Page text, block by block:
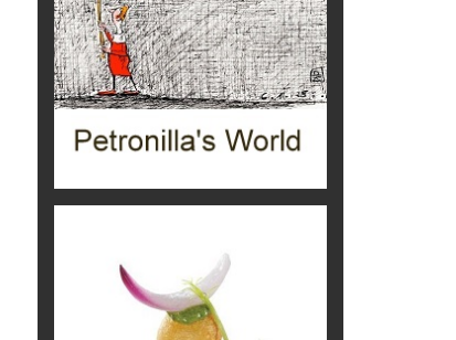
Idee per il futuro
Torre dell'Orso, mare di Puglia
itinerari italiani
Boboli, il giardino della botanica
Gioielli italiani
Menzogne di stato
Chi è, e come difendersi dallo
scammer
di Mirta B. Bono